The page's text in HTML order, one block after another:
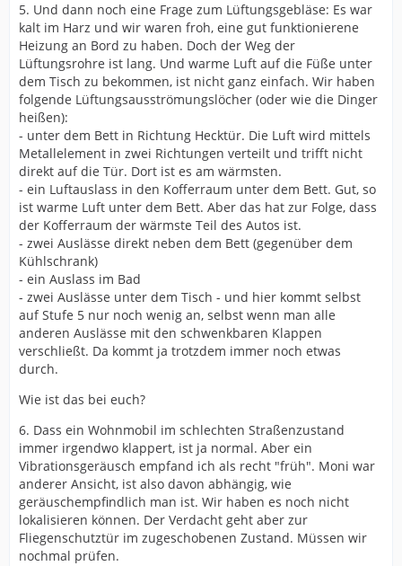
5. Und dann noch eine Frage zum Lüftungsgebläse: Es war
kalt im Harz und wir waren froh, eine gut funktionierene
Heizung an Bord zu haben. Doch der Weg der
Lüftungsrohre ist lang. Und warme Luft auf die Füße unter
dem Tisch zu bekommen, ist nicht ganz einfach. Wir haben
folgende Lüftungsausströmungslöcher (oder wie die Dinger
heißen):
- unter dem Bett in Richtung Hecktür. Die Luft wird mittels
Metallelement in zwei Richtungen verteilt und trifft nicht
direkt auf die Tür. Dort ist es am wärmsten.
- ein Luftauslass in den Kofferraum unter dem Bett. Gut, so
ist warme Luft unter dem Bett. Aber das hat zur Folge, dass
der Kofferraum der wärmste Teil des Autos ist.
- zwei Auslässe direkt neben dem Bett (gegenüber dem
Kühlschrank)
- ein Auslass im Bad
- zwei Auslässe unter dem Tisch - und hier kommt selbst
auf Stufe 5 nur noch wenig an, selbst wenn man alle
anderen Auslässe mit den schwenkbaren Klappen
verschließt. Da kommt ja trotzdem immer noch etwas
durch.
Wie ist das bei euch?
6. Dass ein Wohnmobil im schlechten Straßenzustand
immer irgendwo klappert, ist ja normal. Aber ein
Vibrationsgeräusch empfand ich als recht "früh". Moni war
anderer Ansicht, ist also davon abhängig, wie
geräuschempfindlich man ist. Wir haben es noch nicht
lokalisieren können. Der Verdacht geht aber zur
Fliegenschutztür im zugeschobenen Zustand. Müssen wir
nochmal prüfen.